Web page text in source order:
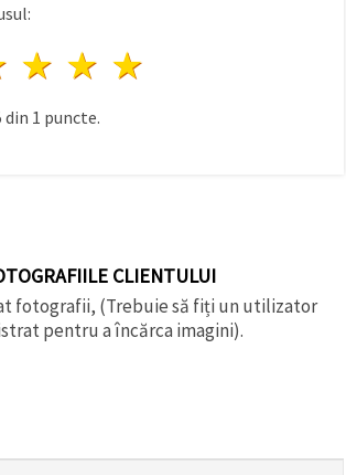
4 stele
3 stele
2 stele
din 1 puncte.
CLIENTULUI
fotografii, (Trebuie să fiți un utilizator
pentru a încărca imagini).